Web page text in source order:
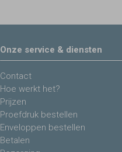
Onze service & diensten
Contact
Hoe werkt het?
Prijzen
Proefdruk bestellen
Enveloppen bestellen
Betalen